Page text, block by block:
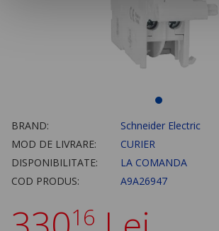
BRAND:
Schneider Electric
MOD DE LIVRARE:
CURIER
DISPONIBILITATE:
LA COMANDA
COD PRODUS:
A9A26947
16